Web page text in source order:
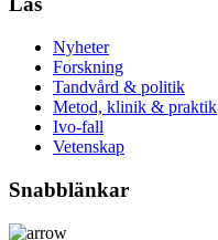
Nyheter
Forskning
Tandvård & politik
Metod, klinik & praktik
Ivo-fall
Vetenskap
Snabblänkar